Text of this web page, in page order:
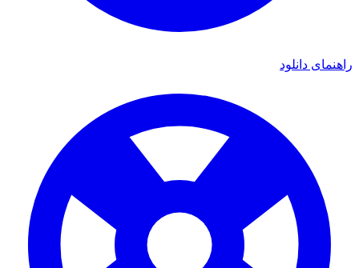
راهنمای دانلود